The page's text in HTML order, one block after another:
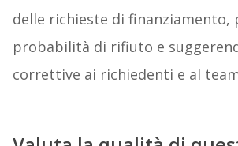
delle richieste di finanziamento,
probabilità di rifiuto e
correttive ai richiedenti e al